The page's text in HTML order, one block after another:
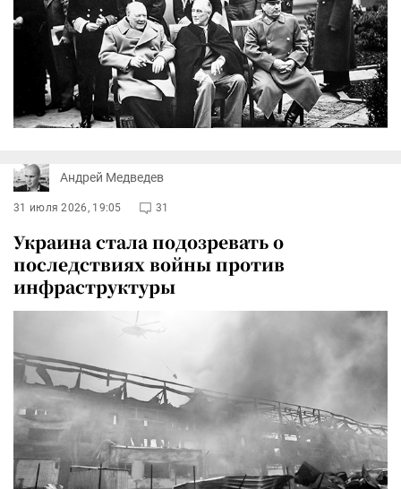
Андрей Медведев
31 июля 2026, 19:05 31
Украина стала подозревать о
последствиях войны против
инфраструктуры